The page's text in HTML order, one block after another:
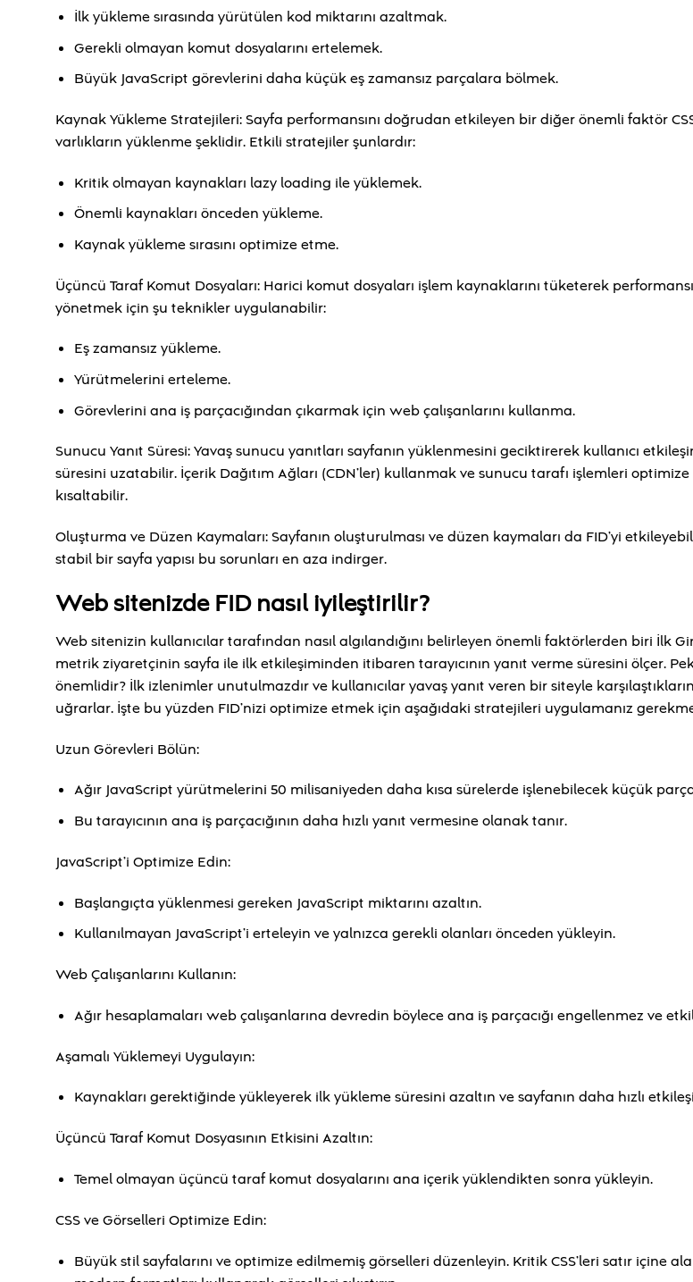
İlk yükleme sırasında yürütülen kod miktarını azaltmak.
Gerekli olmayan komut dosyalarını ertelemek.
Büyük JavaScript görevlerini daha küçük eş zamansız parçalara bölmek.
Kaynak Yükleme Stratejileri: Sayfa performansını doğrudan etkileyen bir diğer önemli faktör
varlıkların yüklenme şeklidir. Etkili stratejiler şunlardır:
Kritik olmayan kaynakları lazy loading ile yüklemek.
Önemli kaynakları önceden yükleme.
Kaynak yükleme sırasını optimize etme.
Üçüncü Taraf Komut Dosyaları: Harici komut dosyaları işlem kaynaklarını tüketerek
yönetmek için şu teknikler uygulanabilir:
Eş zamansız yükleme.
Yürütmelerini erteleme.
Görevlerini ana iş parçacığından çıkarmak için web çalışanlarını kullanma.
Sunucu Yanıt Süresi: Yavaş sunucu yanıtları sayfanın yüklenmesini geciktirerek kullanıcı
süresini uzatabilir. İçerik Dağıtım Ağları (CDN’ler) kullanmak ve sunucu tarafı işlemleri
kısaltabilir.
Oluşturma ve Düzen Kaymaları: Sayfanın oluşturulması ve düzen kaymaları da FID’yi
stabil bir sayfa yapısı bu sorunları en aza indirger.
Web sitenizde FID nasıl iyileştirilir?
Web sitenizin kullanıcılar tarafından nasıl algılandığını belirleyen önemli faktörlerden biri İlk
metrik ziyaretçinin sayfa ile ilk etkileşiminden itibaren tarayıcının yanıt verme süresini ölçer.
önemlidir? İlk izlenimler unutulmazdır ve kullanıcılar yavaş yanıt veren bir siteyle
uğrarlar. İşte bu yüzden FID’nizi optimize etmek için aşağıdaki stratejileri uygulamanız
Uzun Görevleri Bölün:
Ağır JavaScript yürütmelerini 50 milisaniyeden daha kısa sürelerde işlenebilecek küçük
Bu tarayıcının ana iş parçacığının daha hızlı yanıt vermesine olanak tanır.
JavaScript’i Optimize Edin:
Başlangıçta yüklenmesi gereken JavaScript miktarını azaltın.
Kullanılmayan JavaScript’i erteleyin ve yalnızca gerekli olanları önceden yükleyin.
Web Çalışanlarını Kullanın:
Ağır hesaplamaları web çalışanlarına devredin böylece ana iş parçacığı engellenmez ve
Aşamalı Yüklemeyi Uygulayın:
Kaynakları gerektiğinde yükleyerek ilk yükleme süresini azaltın ve sayfanın daha hızlı
Üçüncü Taraf Komut Dosyasının Etkisini Azaltın:
Temel olmayan üçüncü taraf komut dosyalarını ana içerik yüklendikten sonra yükleyin.
CSS ve Görselleri Optimize Edin:
Büyük stil sayfalarını ve optimize edilmemiş görselleri düzenleyin. Kritik CSS’leri satır içine